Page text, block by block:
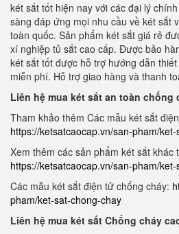
két sắt tốt hiện nay với các đại lý
sàng đáp ứng mọi nhu cầu về két sắt
toàn quốc. Sản phẩm két sắt giá rẻ
xí nghiệp tủ sắt cao cấp. Được bảo
két sắt tốt được hỗ trợ hướng dẫn
miễn phí. Hỗ trợ giao hàng và thanh
Liên hệ mua két sắt an toàn chống
Tham khảo thêm Các mẫu két sắt
https://ketsatcaocap.vn/san-pham/
Xem thêm các sản phẩm két sắt khác
https://ketsatcaocap.vn/san-pham/ket-
Các mẫu két sắt điện tử chống cháy:
pham/ket-sat-chong-chay
Liên hệ mua két sắt Chống cháy